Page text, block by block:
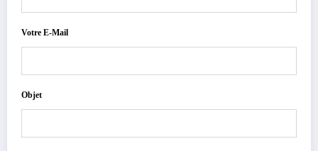
Votre E-Mail
Objet